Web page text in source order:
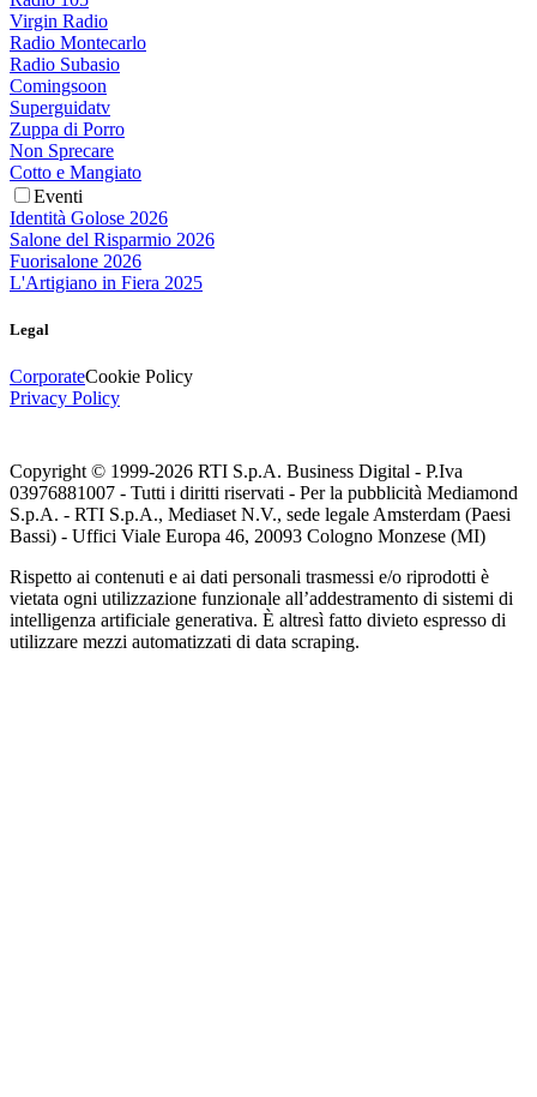
Virgin Radio
Radio Montecarlo
Radio Subasio
Comingsoon
Superguidatv
Zuppa di Porro
Non Sprecare
Cotto e Mangiato
Eventi
Identità Golose 2026
Salone del Risparmio 2026
Fuorisalone 2026
L'Artigiano in Fiera 2025
Legal
CorporateCookie Policy
Privacy Policy
Copyright © 1999-2026 RTI S.p.A. Business Digital - P.Iva
03976881007 - Tutti i diritti riservati - Per la pubblicità Mediamond
S.p.A. - RTI S.p.A., Mediaset N.V., sede legale Amsterdam (Paesi
Bassi) - Uffici Viale Europa 46, 20093 Cologno Monzese (MI)
Rispetto ai contenuti e ai dati personali trasmessi e/o riprodotti è
vietata ogni utilizzazione funzionale all’addestramento di sistemi di
intelligenza artificiale generativa. È altresì fatto divieto espresso di
utilizzare mezzi automatizzati di data scraping.